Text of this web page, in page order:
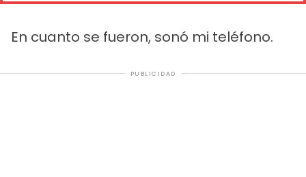
En cuanto se fueron, sonó mi teléfono.
PUBLICIDAD